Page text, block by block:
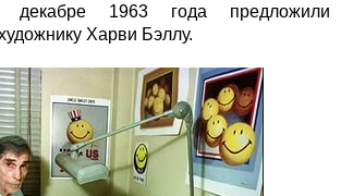
1963 года предложили
Харви Бэллу.